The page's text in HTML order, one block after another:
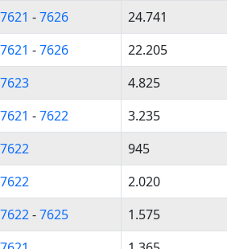
Postcode(s) Aantal inwoners
7621 -7626
24.741
7621 -7626
22.205
7623
4.825
7621 -7622
3.235
7622
945
7622
2.020
7622-7625
1.575